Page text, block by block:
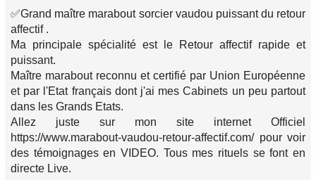
✅Grand maître marabout sorcier vaudou puissant du retour
affectif .
Ma principale spécialité est le Retour affectif rapide et
puissant.
Maître marabout reconnu et certifié par Union Européenne
et par l'Etat français dont j'ai mes Cabinets un peu partout
dans les Grands Etats.
Allez juste sur mon site internet Officiel
https://www.marabout-vaudou-retour-affectif.com/ pour voir
des témoignages en VIDEO. Tous mes rituels se font en
directe Live.